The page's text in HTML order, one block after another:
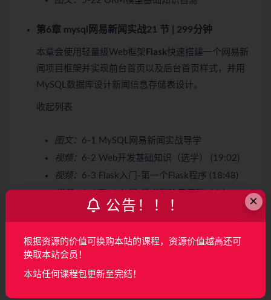
第6章 mysql网易新闻实战21 节 | 299分钟
本章会使用轻量级Web框架 Flask快速搭建一个网易新
闻项目框架并实现前台首页以及后台首页样式，并用
MySQL数据库设计新闻信息存储表设计。
收起列表
图文： 6-1 MySQL网易新闻实战导学
视频： 6-2 Web开发基础知识（选学） (19:02)
视频： 6-3 Flask入门-第一个Flask程序 (18:48)
(23:20)
视频：
视频：6-7 网易新闻前台-Flask模板语法（上）
×
公告！！！
根据资源的价值可换购本站的课程，资源价值越高还可
换取本站会员！
本站任何课程包更新至完结！